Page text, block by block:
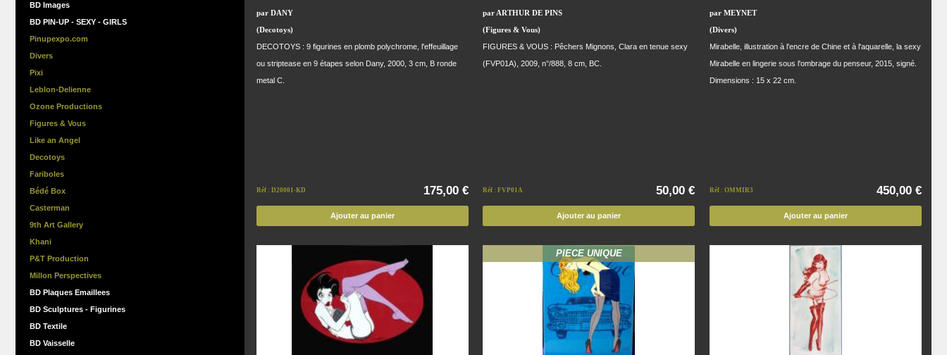
BD Images
BD PIN-UP - SEXY - GIRLS
Pinupexpo.com
Divers
Pixi
Leblon-Delienne
Ozone Productions
Figures & Vous
Like an Angel
Decotoys
Fariboles
Bédé Box
Casterman
9th Art Gallery
Khani
P&T Production
Millon Perspectives
BD Plaques Emaillees
BD Sculptures - Figurines
BD Textile
BD Vaisselle
par DANY
(Decotoys)
DECOTOYS : 9 figurines en plomb polychrome, l'effeuillage
ou striptease en 9 étapes selon Dany, 2000, 3 cm, B ronde
metal C.
Réf : D20001-KD 175,00 €
Ajouter au panier
par ARTHUR DE PINS
(Figures & Vous)
FIGURES & VOUS : Pêchers Mignons, Clara en tenue sexy
(FVP01A), 2009, n°/888, 8 cm, BC.
Réf : FVP01A 50,00 €
Ajouter au panier
par MEYNET
(Divers)
Mirabelle, illustration à l'encre de Chine et à l'aquarelle, la sexy
Mirabelle en lingerie sous l'ombrage du penseur, 2015, signé.
Dimensions : 15 x 22 cm.
Réf : OMMIR3 450,00 €
Ajouter au panier
PIECE UNIQUE